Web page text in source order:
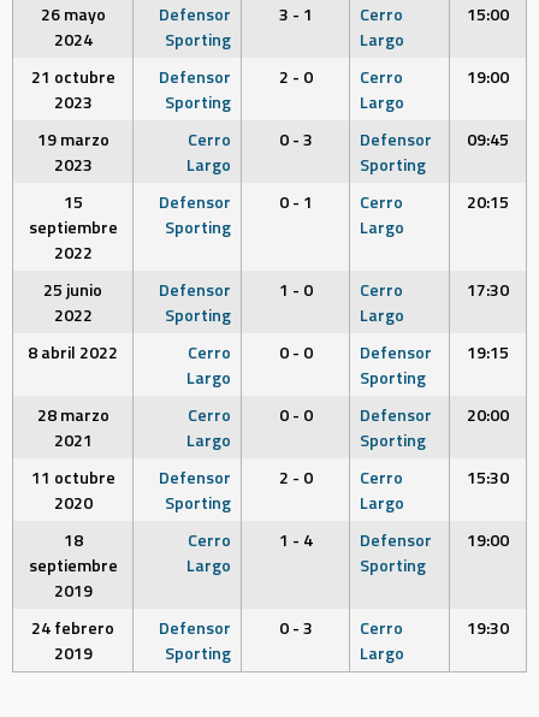
26 mayo
2024
Defensor
Sporting
3 - 1
Cerro
Largo
15:00
21 octubre
2023
Defensor
Sporting
2 - 0
Cerro
Largo
19:00
19 marzo
2023
Cerro
Largo
0 - 3
Defensor
Sporting
09:45
15
septiembre
2022
Defensor
Sporting
0 - 1
Cerro
Largo
20:15
25 junio
2022
Defensor
Sporting
1 - 0
Cerro
Largo
17:30
8 abril 2022
Cerro
Largo
0 - 0
Defensor
Sporting
19:15
28 marzo
2021
Cerro
Largo
0 - 0
Defensor
Sporting
20:00
11 octubre
2020
Defensor
Sporting
2 - 0
Cerro
Largo
15:30
18
septiembre
2019
Cerro
Largo
1 - 4
Defensor
Sporting
19:00
24 febrero
2019
Defensor
Sporting
0 - 3
Cerro
Largo
19:30